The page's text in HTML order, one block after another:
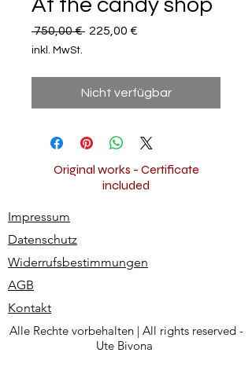
At the candy shop
750,00 € Standardpreis
225,00 €
inkl. MwSt.
Nicht verfügbar
Original works - Certificate
included
Impressum
Datenschutz
Widerrufsbestimmungen
AGB
Kontakt
Alle Rechte vorbehalten | All rights reserved -
Ute Bivona